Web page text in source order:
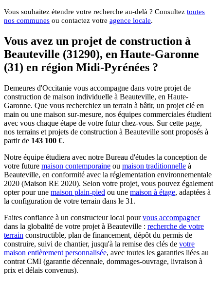
Vous souhaitez étendre votre recherche au-delà ? Consultez toutes
nos communes ou contactez votre agence locale.
Vous avez un projet de construction à
Beauteville (31290), en Haute-Garonne
(31) en région Midi-Pyrénées ?
Demeures d'Occitanie vous accompagne dans votre projet de
construction de maison individuelle à Beauteville, en Haute-
Garonne. Que vous recherchiez un terrain à bâtir, un projet clé en
main ou une maison sur-mesure, nos équipes commerciales étudient
avec vous chaque étape de votre futur chez-vous. Sur cette page,
nos terrains et projets de construction à Beauteville sont proposés à
partir de 143 100 €.
Notre équipe étudiera avec notre Bureau d'études la conception de
votre future maison contemporaine ou maison traditionnelle à
Beauteville, en conformité avec la réglementation environnementale
2020 (Maison RE 2020). Selon votre projet, vous pouvez également
opter pour une maison plain-pied ou une maison à étage, adaptées à
la configuration de votre terrain dans le 31.
Faites confiance à un constructeur local pourvous accompagner
dans la globalité de votre projet à Beauteville : recherche de votre
terrain constructible, plan de financement, dépôt du permis de
construire, suivi de chantier, jusqu'à la remise des clés de votre
maison entièrement personnalisée, avec toutes les garanties liées au
contrat CMI (garantie décennale, dommages-ouvrage, livraison à
prix et délais convenus).